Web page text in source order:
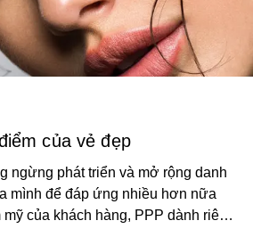
của vẻ đẹp
ngừng phát triển và mở rộng danh
mình để đáp ứng nhiều hơn nữa
của khách hàng, PPP dành riêng